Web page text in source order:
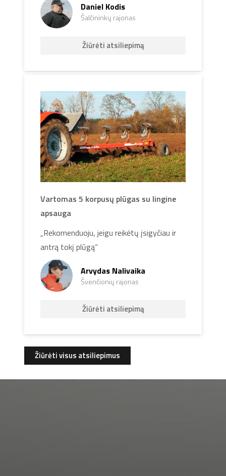
Daniel Kodis
Šalčininkų rajonas
Žiūrėti atsiliepimą
Vartomas 5 korpusų plūgas su lingine
apsauga
„Rekomenduoju, jeigu reikėtų įsigyčiau ir
antrą tokį plūgą“
Arvydas Nalivaika
Švenčionių rajonas
Žiūrėti atsiliepimą
Žiūrėti visus atsiliepimus